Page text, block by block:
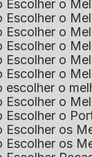
Escolher o
Escolher o
Escolher o
Escolher o
Escolher o
Escolher o
escolher o
Escolher o
Escolher o
Escolher os
Escolher os